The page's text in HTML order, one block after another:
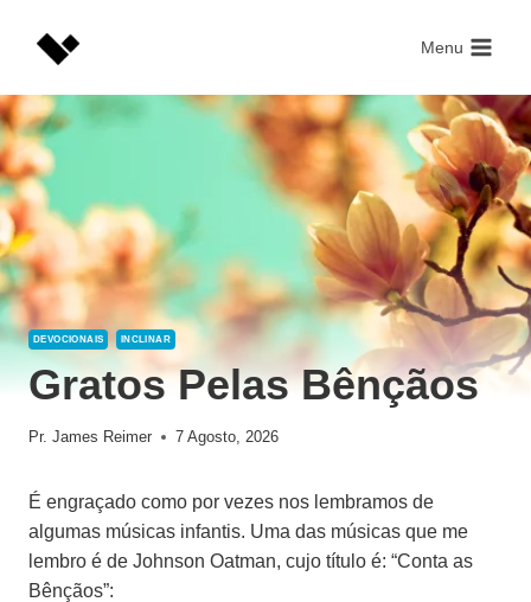
Menu
DEVOCIONAIS INCLINAR
Gratos Pelas Bênçãos
Pr. James Reimer 7 Agosto, 2026
É engraçado como por vezes nos lembramos de
algumas músicas infantis. Uma das músicas que me
lembro é de Johnson Oatman, cujo título é: “Conta as
Bênçãos”: